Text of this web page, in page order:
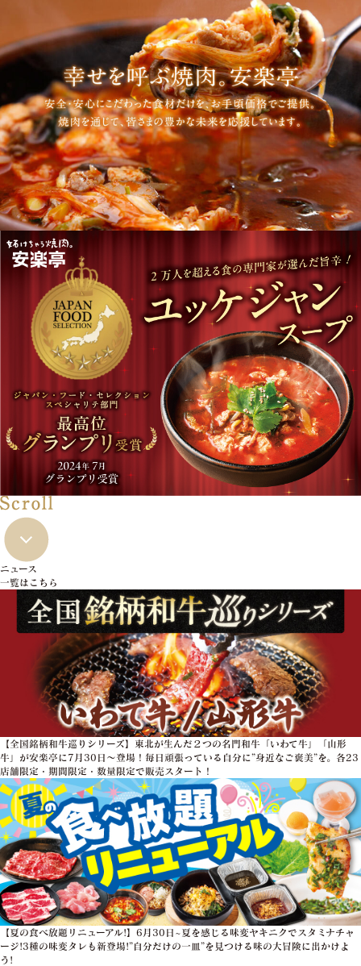
ニュース
一覧はこちら
【全国銘柄和牛巡りシリーズ】東北が生んだ２つの名門和牛「いわて牛」「山形
牛」が安楽亭に7月30日～登場！毎日頑張っている自分に”身近なご褒美”を。各23
店舗限定・期間限定・数量限定で販売スタート！
【夏の食べ放題リニューアル!】6月30日~夏を感じる味変ヤキニクでスタミナチャ
ージ!3種の味変タレも新登場!”自分だけの一皿”を見つける味の大冒険に出かけよ
う!